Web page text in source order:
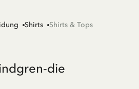
Shirts Shirts & Tops
die